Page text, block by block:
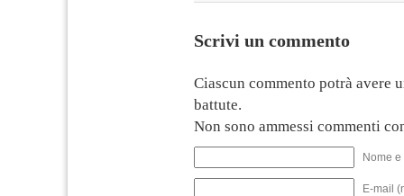
Scrivi un commento
Ciascun commento potrà avere
battute.
Non sono ammessi commenti
Nome
E-mail